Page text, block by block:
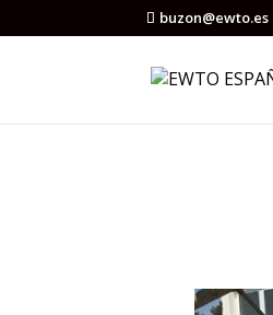
buzon@ewto.es